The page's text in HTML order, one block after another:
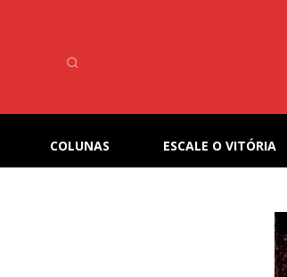
COLUNAS ESCALE O VITÓRIA